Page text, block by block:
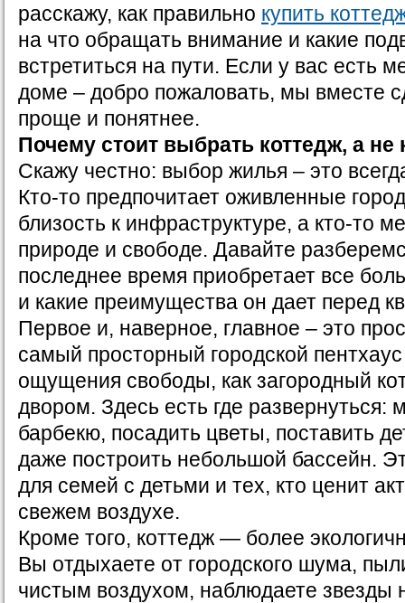
расскажу, как правильно купить
на что обращать внимание и какие
встретиться на пути. Если у вас есть
доме – добро пожаловать, мы вместе
проще и понятнее.
Почему стоит выбрать коттедж, а не
Скажу честно: выбор жилья – это
Кто-то предпочитает оживленные
близость к инфраструктуре, а кто-то
природе и свободе. Давайте
последнее время приобретает все
и какие преимущества он дает перед
Первое и, наверное, главное – это
самый просторный городской
ощущения свободы, как загородный
двором. Здесь есть где развернуться:
барбекю, посадить цветы, поставить
даже построить небольшой бассейн.
для семей с детьми и тех, кто ценит
свежем воздухе.
Кроме того, коттедж — более
Вы отдыхаете от городского шума,
чистым воздухом, наблюдаете звезды